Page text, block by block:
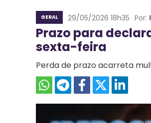
GERAL 29/05/2026 18h35 Por:
Prazo para
sexta-feira
Perda de prazo acarreta